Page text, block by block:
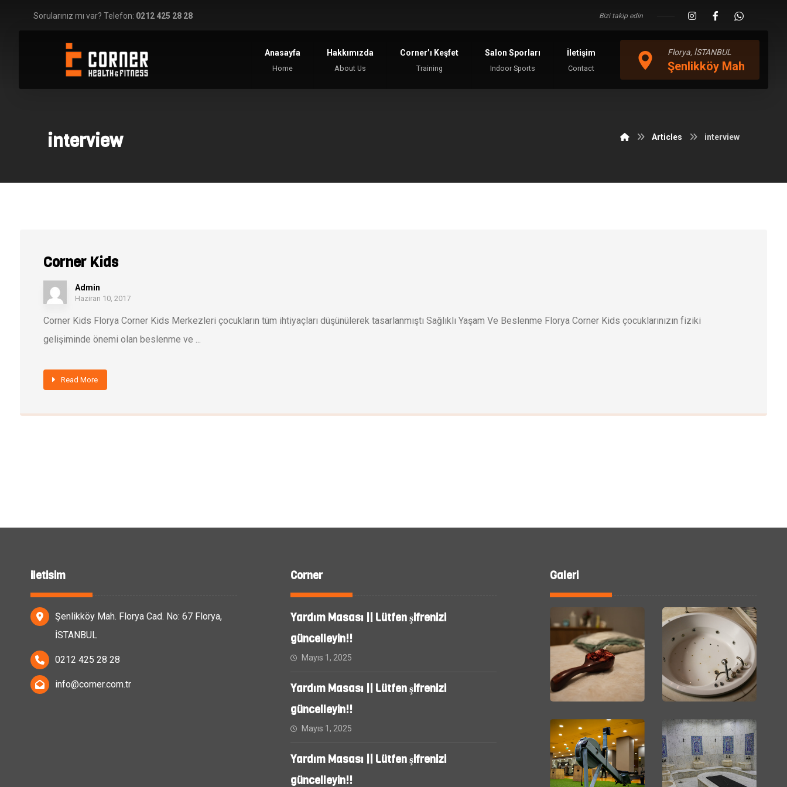
Sorularınız mı var? Telefon: 0212 425 28 28 Bizi takip edin
Florya, İSTANBUL
Şenlikköy Mah
Anasayfa
Home
Hakkımızda
About Us
Corner’ı Keşfet
Training
Salon Sporları
Indoor Sports
İletişim
Contact
interview Articles interview
Corner Kids
Admin
Haziran 10, 2017
Corner Kids Florya Corner Kids Merkezleri çocukların tüm ihtiyaçları düşünülerek tasarlanmıştı Sağlıklı Yaşam Ve Beslenme Florya Corner Kids çocuklarınızın fiziki
gelişiminde önemi olan beslenme ve ...
Read More
iletisim
Şenlikköy Mah. Florya Cad. No: 67 Florya,
İSTANBUL
0212 425 28 28
info@corner.com.tr
Corner
Yardım Masası || Lütfen şifrenizi
güncelleyin!!
Mayıs 1, 2025
Yardım Masası || Lütfen şifrenizi
güncelleyin!!
Mayıs 1, 2025
Yardım Masası || Lütfen şifrenizi
güncelleyin!!
Galeri